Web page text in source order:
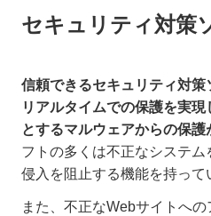
セキュリティ対策
信頼できるセキュリティ対策
リアルタイムでの保護を実
とするマルウェアからの保護
フトの多くは不正なシステ
侵入を阻止する機能を持って
また、不正なWebサイトへ